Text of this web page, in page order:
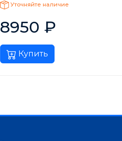
Уточняйте наличие
8950 ₽
Купить